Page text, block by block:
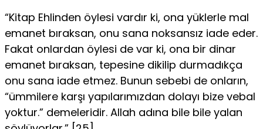
“Kitap Ehlinden öylesi vardır ki, ona yüklerle mal
emanet bıraksan, onu sana noksansız iade eder.
Fakat onlardan öylesi de var ki, ona bir dinar
emanet bıraksan, tepesine dikilip durmadıkça
onu sana iade etmez. Bunun sebebi de onların,
“ümmilere karşı yapılarımızdan dolayı bize vebal
yoktur.” demeleridir. Allah adına bile bile yalan